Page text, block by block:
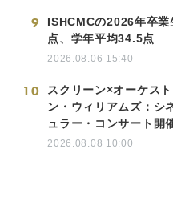
9
ISHCMCの2026年卒
点、学年平均34.5点
2026.08.06 15:40
10
スクリーン×オーケス
ン・ウィリアムズ：シ
ュラー・コンサート開
2026.08.08 10:00